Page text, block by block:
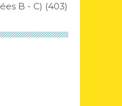
B - C) (403)